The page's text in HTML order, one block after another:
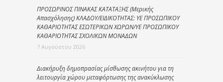
ΠΡΟΣΩΡΙΝΟΣ ΠΙΝΑΚΑΣ ΚΑΤΑΤΑΞΗΣ (Μερικής
Απασχόλησης) ΚΛΑΔΟΥ/ΕΙΔΙΚΟΤΗΤΑΣ: ΥΕ ΠΡΟΣΩΠΙΚΟΥ
ΚΑΘΑΡΙΟΤΗΤΑΣ ΕΣΩΤΕΡΙΚΩΝ ΧΩΡΩΝ/ΥΕ ΠΡΟΣΩΠΙΚΟΥ
ΚΑΘΑΡΙΟΤΗΤΑΣ ΣΧΟΛΙΚΩΝ ΜΟΝΑΔΩΝ
7 Αυγούστου 2026
Διακήρυξη δημοπρασίας μίσθωσης ακινήτου για τη
λειτουργία χώρου μεταφόρτωσης της ανακύκλωσης